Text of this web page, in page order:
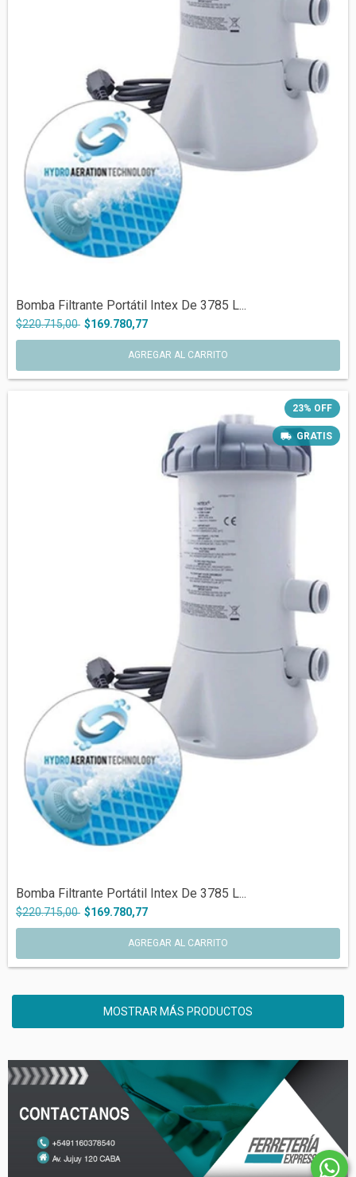
Bomba Filtrante Portátil Intex De 3785 L...
$220.715,00 $169.780,77
23% OFF
GRATIS
Bomba Filtrante Portátil Intex De 3785 L...
$220.715,00 $169.780,77
MOSTRAR MÁS PRODUCTOS